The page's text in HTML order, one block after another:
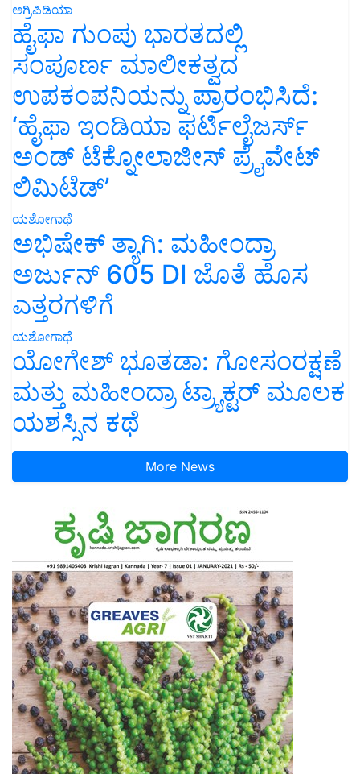
ಅಗ್ರಿಪಿಡಿಯಾ
ಹೈಫಾ ಗುಂಪು ಭಾರತದಲ್ಲಿ
ಸಂಪೂರ್ಣ ಮಾಲೀಕತ್ವದ
ಉಪಕಂಪನಿಯನ್ನು ಪ್ರಾರಂಭಿಸಿದೆ:
‘ಹೈಫಾ ಇಂಡಿಯಾ ಫರ್ಟಿಲೈಜರ್ಸ್
ಅಂಡ್ ಟೆಕ್ನೋಲಾಜೀಸ್ ಪ್ರೈವೇಟ್
ಲಿಮಿಟೆಡ್’
ಯಶೋಗಾಥೆ
ಅಭಿಷೇಕ್ ತ್ಯಾಗಿ: ಮಹೀಂದ್ರಾ
ಅರ್ಜುನ್ 605 DI ಜೊತೆ ಹೊಸ
ಎತ್ತರಗಳಿಗೆ
ಯಶೋಗಾಥೆ
ಯೋಗೇಶ್ ಭೂತಡಾ: ಗೋಸಂರಕ್ಷಣೆ
ಮತ್ತು ಮಹೀಂದ್ರಾ ಟ್ರ್ಯಾಕ್ಟರ್ ಮೂಲಕ
ಯಶಸ್ಸಿನ ಕಥೆ
More News